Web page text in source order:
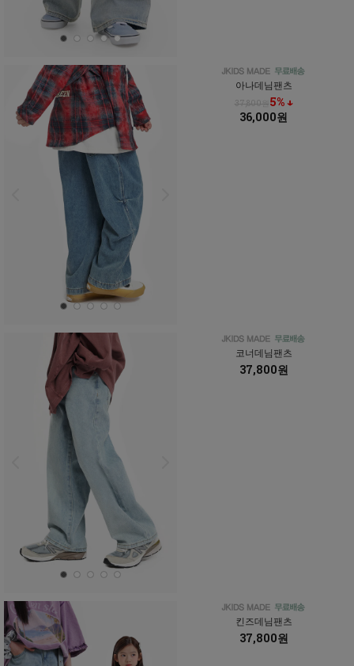
아나데님팬츠
37,800원5% ↓
36,000원
코너데님팬츠
37,800원
킨즈데님팬츠
37,800원